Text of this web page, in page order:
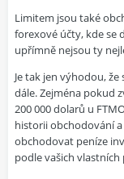
Limitem jsou také
forexové účty, kde se
upřímně nejsou ty
Je tak jen výhodou,
dále. Zejména pokud
200 000 dolarů u
historii obchodování
obchodovat peníze
podle vašich vlastních